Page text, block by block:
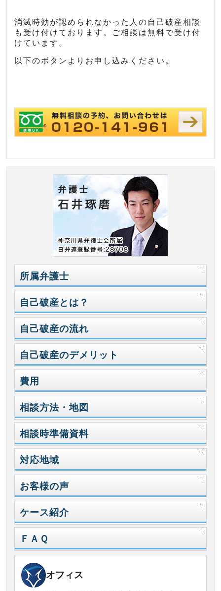
消滅時効が認められなかった人の自己破産相談
も受け付けております。ご相談は無料で受け付
けています。
以下のボタンよりお申し込みください。
所属弁護士
自己破産とは？
自己破産の流れ
自己破産のデメリット
費用
相談方法・地図
相談時準備資料
対応地域
お客様の声
ケース紹介
ＦＡＱ
オフィス